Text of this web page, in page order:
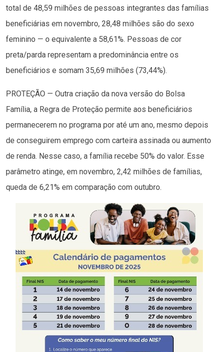
total de 48,59 milhões de pessoas integrantes das famílias
beneficiárias em novembro, 28,48 milhões são do sexo
feminino — o equivalente a 58,61%. Pessoas de cor
preta/parda representam a predominância entre os
beneficiários e somam 35,69 milhões (73,44%).
PROTEÇÃO — Outra criação da nova versão do Bolsa
Família, a Regra de Proteção permite aos beneficiários
permanecerem no programa por até um ano, mesmo depois
de conseguirem emprego com carteira assinada ou aumento
de renda. Nesse caso, a família recebe 50% do valor. Esse
parâmetro atinge, em novembro, 2,42 milhões de famílias,
queda de 6,21% em comparação com outubro.